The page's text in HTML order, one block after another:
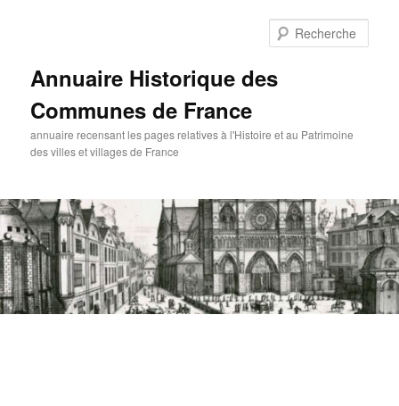
Annuaire Historique des
Communes de France
annuaire recensant les pages relatives à l'Histoire et au Patrimoine
des villes et villages de France